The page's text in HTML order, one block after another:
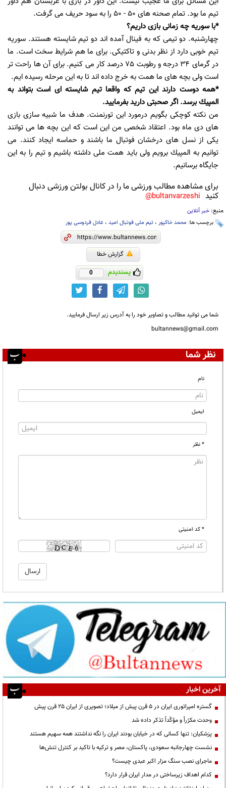
تیم ما بود. تمام صحنه های 50 - 50 را به سود حریف می گرفت.
*با سوریه چه زمانی بازی داریم؟
چهارشنبه. دو تیمی كه به فینال آمده اند دو تیم شایسته هستند. سوریه
تیم خوبی دارد از نظر بدنی و تاكتیكی. برای ما هم شرایط سخت است. ما
در گرمای 34 درجه و رطوبت 75 درصد كار می كنیم. برای آن ها راحت تر
است ولی بچه های ما همت به خرج داده اند تا به این مرحله رسیده ایم.
*همه دوست دارند این تیم كه واقعا تیم شایسته ای است بتواند به
المپیك برسد. اگر صحبتی دارید بفرمایید.
من نكته كوچكی بگویم درمورد این تورنمنت. هدف ما شبیه سازی بازی
های دی ماه بود. اعتقاد شخصی من این است كه این بچه ها می توانند
یكی از نسل های درخشان فوتبال ما باشند و حماسه ایجاد كنند. می
توانیم به المپیك برویم ولی باید همت ملی داشته باشیم و تیم را به این
جایگاه برسانیم.
برای مشاهده مطالب ورزشی ما را در کانال بولتن ورزشی دنبال
کنید bultanvarzeshi@
منبع: خبر آنلاین
برچسب ها: محمد خاکپور ، تیم ملی فوتبال امید ، عادل فردوسی پور
گزارش خطا
پسندیدم 0
شما می توانید مطالب و تصاویر خود را به آدرس زیر ارسال فرمایید.
bultannews@gmail.com
نظر شما
نام
ایمیل
* نظر
* کد امنیتی
آخرین اخبار
گستره امپراتوری ایران در ۵ قرن پیش از میلاد؛ تصویری از ایران ۲۵ قرن پیش
وحدت مکرّراً و مؤکّداً تذکر داده شد
پزشکیان: تنها کسانی که در خیابان بودند ایران را نگه نداشتند همه سهیم هستند
نشست چهارجانبه سعودی، پاکستان، مصر و ترکیه با تاکید بر کنترل تنش‌ها
ماجرای نصب سنگ مزار اکبر عبدی چیست؟
کدام اهداف زیرساختی در مدار ایران قرار دارد؟